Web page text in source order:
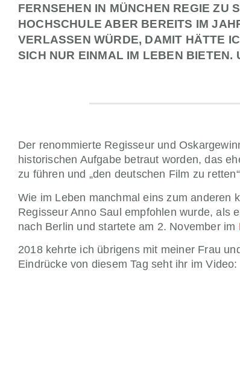
FERNSEHEN IN MÜNCHEN REGIE ZU
HOCHSCHULE ABER BEREITS IM
VERLASSEN WÜRDE, DAMIT HÄTTE
SICH NUR EINMAL IM LEBEN BIETEN.
Der renommierte Regisseur und
historischen Aufgabe betraut worden, das
zu führen und „den deutschen Film zu
Wie im Leben manchmal eins zum anderen
Regisseur Anno Saul empfohlen wurde, als
nach Berlin und startete am 2. November im
2018 kehrte ich übrigens mit meiner Frau
Eindrücke von diesem Tag seht ihr im Video: